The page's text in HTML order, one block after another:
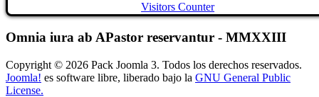
Visitors Counter
Omnia iura ab APastor reservantur - MMXXIII
Copyright © 2026 Pack Joomla 3. Todos los derechos reservados.
Joomla! es software libre, liberado bajo la GNU General Public
License.